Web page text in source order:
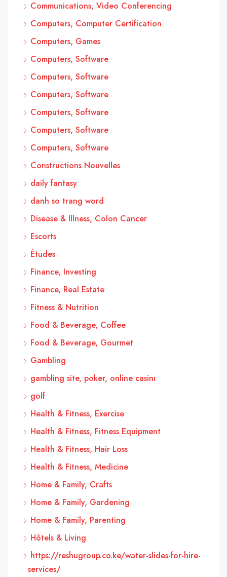
Communications, Video Conferencing
Computers, Computer Certification
Computers, Games
Computers, Software
Computers, Software
Computers, Software
Computers, Software
Computers, Software
Computers, Software
Constructions Nouvelles
daily fantasy
danh so trang word
Disease & Illness, Colon Cancer
Escorts
Études
Finance, Investing
Finance, Real Estate
Fitness & Nutrition
Food & Beverage, Coffee
Food & Beverage, Gourmet
Gambling
gambling site, poker, online casinı
golf
Health & Fitness, Exercise
Health & Fitness, Fitness Equipment
Health & Fitness, Hair Loss
Health & Fitness, Medicine
Home & Family, Crafts
Home & Family, Gardening
Home & Family, Parenting
Hôtels & Living
https://reshugroup.co.ke/water-slides-for-hire-
services/